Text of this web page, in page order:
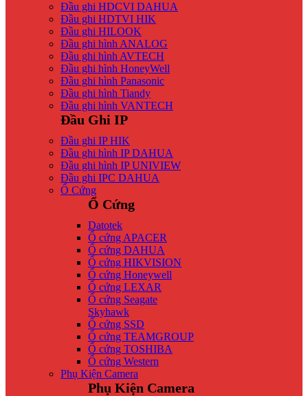
Đầu ghi HDCVI DAHUA
Đầu ghi HDTVI HIK
Đầu ghi HILOOK
Đầu ghi hình ANALOG
Đầu ghi hình AVTECH
Đầu ghi hình HoneyWell
Đầu ghi hình Panasonic
Đầu ghi hình Tiandy
Đầu ghi hình VANTECH
Đầu Ghi IP
Đầu ghi IP HIK
Đầu ghi hình IP DAHUA
Đầu ghi hình IP UNIVIEW
Đầu ghi IPC DAHUA
Ổ Cứng
Ổ Cứng
Datotek
Ổ cứng APACER
Ổ cứng DAHUA
Ổ cứng HIKVISION
Ổ cứng Honeywell
Ổ cứng LEXAR
Ổ cứng Seagate
Skyhawk
Ổ cứng SSD
Ổ cứng TEAMGROUP
Ổ cứng TOSHIBA
Ổ cứng Western
Phụ Kiện Camera
Phụ Kiện Camera